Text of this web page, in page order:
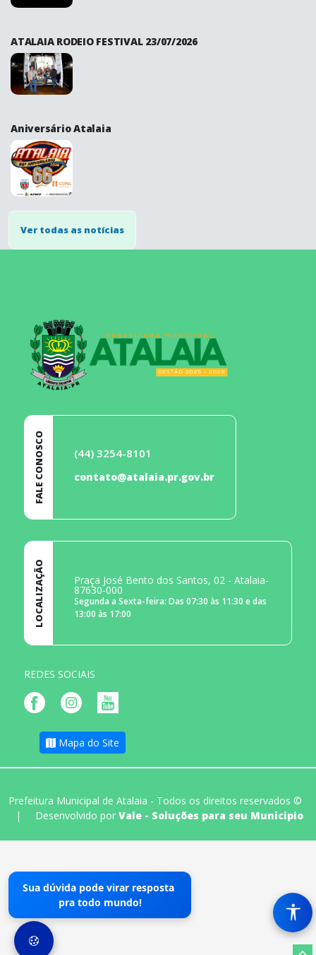
Sua dúvida pode virar resposta
pra todo mundo!
ATALAIA RODEIO FESTIVAL 23/07/2026
Aniversário Atalaia
Ver todas as notícias
FALE CONOSCO (44) 3254-8101
contato@atalaia.pr.gov.br
LOCALIZAÇÃO Praça José Bento dos Santos, 02 - Atalaia-
87630-000
Segunda a Sexta-feira: Das 07:30 às 11:30 e das
13:00 às 17:00
REDES SOCIAIS
Mapa do Site
Prefeitura Municipal de Atalaia - Todos os direitos reservados ©
| Desenvolvido por Vale - Soluções para seu Municipio